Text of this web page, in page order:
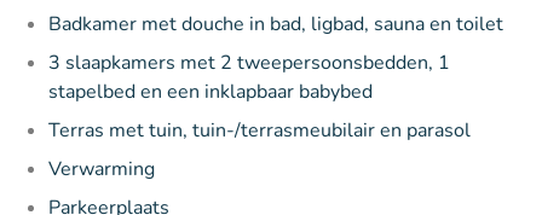
Badkamer met douche in bad, ligbad, sauna en toilet
3 slaapkamers met 2 tweepersoonsbedden, 1
stapelbed en een inklapbaar babybed
Terras met tuin, tuin-/terrasmeubilair en parasol
Verwarming
Parkeerplaats